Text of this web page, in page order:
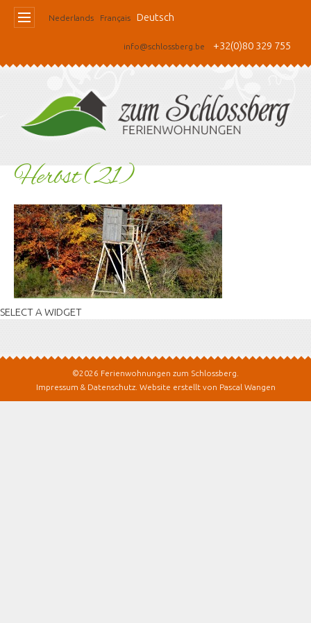
Nederlands Français Deutsch
info@schlossberg.be +32(0)80 329 755
Herbst (21)
SELECT A WIDGET
©2026 Ferienwohnungen zum Schlossberg.
Impressum & Datenschutz. Website erstellt von Pascal Wangen